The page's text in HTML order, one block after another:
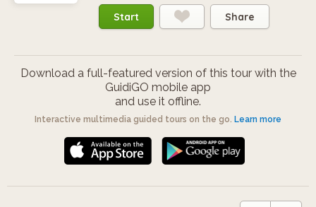
Start Share
Download a full-featured version of this tour with the
GuidiGO mobile app
and use it offline.
Interactive multimedia guided tours on the go. Learn more